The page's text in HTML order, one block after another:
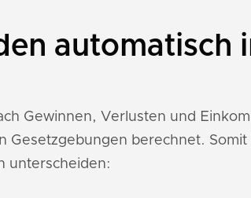
automatisch
Gewinnen, Verlusten und
Gesetzgebungen berechnet.
unterscheiden: